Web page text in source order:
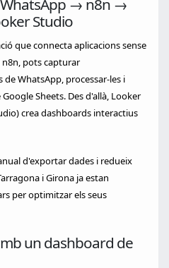
WhatsApp → n8n →
Studio
que connecta aplicacions sense
n8n, pots capturar
WhatsApp, processar-les i
Sheets. Des d'allà, Looker
crea dashboards interactius
d'exportar dades i redueix
i Girona ja estan
per optimitzar els seus
un dashboard de